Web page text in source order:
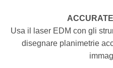
Usa il laser EDM con gli
disegnare planimetrie